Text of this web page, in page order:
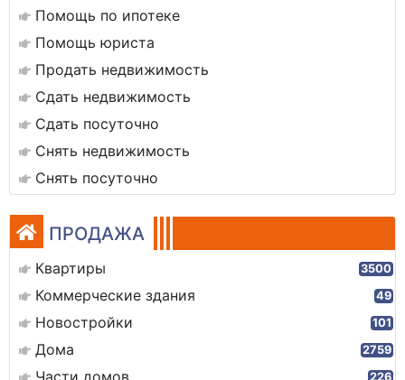
Помощь по ипотеке
Помощь юриста
Продать недвижимость
Сдать недвижимость
Сдать посуточно
Снять недвижимость
Снять посуточно
ПРОДАЖА
Квартиры 3500
Коммерческие здания 49
Новостройки 101
Дома 2759
Части домов 226